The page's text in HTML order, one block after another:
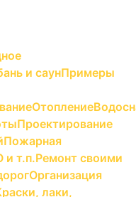
и саунПримеры
Отопление
Проектирование
Пожарная
и т.п.Ремонт своими
Организация
лаки,